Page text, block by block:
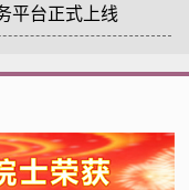
平台正式上线